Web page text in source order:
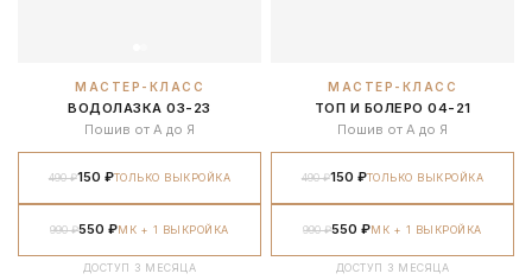
МАСТЕР-КЛАСС
ВОДОЛАЗКА 03-23
Пошив от А до Я
490 ₽150 ₽ТОЛЬКО ВЫКРОЙКА
990 ₽550 ₽МК + 1 ВЫКРОЙКА
ДОСТУП 3 МЕСЯЦА
МАСТЕР-КЛАСС
ТОП И БОЛЕРО 04-21
Пошив от А до Я
490 ₽150 ₽ТОЛЬКО ВЫКРОЙКА
990 ₽550 ₽МК + 1 ВЫКРОЙКА
ДОСТУП 3 МЕСЯЦА